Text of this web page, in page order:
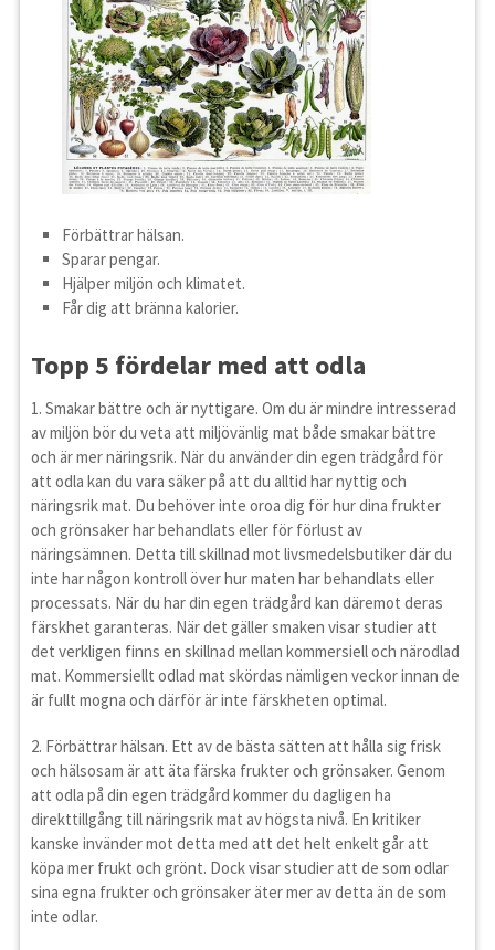
Förbättrar hälsan.
Sparar pengar.
Hjälper miljön och klimatet.
Får dig att bränna kalorier.
Topp 5 fördelar med att odla
1. Smakar bättre och är nyttigare. Om du är mindre intresserad
av miljön bör du veta att miljövänlig mat både smakar bättre
och är mer näringsrik. När du använder din egen trädgård för
att odla kan du vara säker på att du alltid har nyttig och
näringsrik mat. Du behöver inte oroa dig för hur dina frukter
och grönsaker har behandlats eller för förlust av
näringsämnen. Detta till skillnad mot livsmedelsbutiker där du
inte har någon kontroll över hur maten har behandlats eller
processats. När du har din egen trädgård kan däremot deras
färskhet garanteras. När det gäller smaken visar studier att
det verkligen finns en skillnad mellan kommersiell och närodlad
mat. Kommersiellt odlad mat skördas nämligen veckor innan de
är fullt mogna och därför är inte färskheten optimal.
2. Förbättrar hälsan. Ett av de bästa sätten att hålla sig frisk
och hälsosam är att äta färska frukter och grönsaker. Genom
att odla på din egen trädgård kommer du dagligen ha
direkttillgång till näringsrik mat av högsta nivå. En kritiker
kanske invänder mot detta med att det helt enkelt går att
köpa mer frukt och grönt. Dock visar studier att de som odlar
sina egna frukter och grönsaker äter mer av detta än de som
inte odlar.